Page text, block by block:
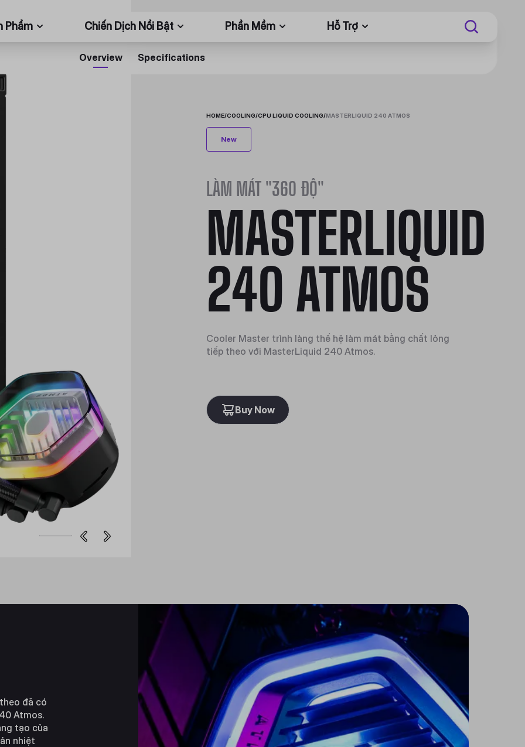
Phẩm Chiến Dịch Nổi Bật Phần Mềm Hỗ Trợ
Overview Specifications
HOME/COOLING/CPU LIQUID COOLING/MASTERLIQUID 240 ATMOS
New
LÀM MÁT "360 ĐỘ"
MASTERLIQUID
240 ATMOS
Cooler Master trình làng thế hệ làm mát bằng chất lỏng
tiếp theo với MasterLiquid 240 Atmos.
Buy Now
đã có
Atmos.
tạo của
nhiệt